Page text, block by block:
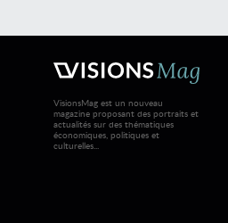
VisionsMag est un nouveau
magazine proposant des portraits et
actualités sur des thématiques
économiques, politiques et
culturelles...